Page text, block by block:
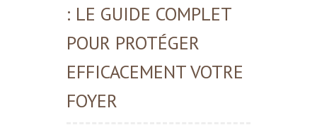
: LE GUIDE COMPLET
POUR PROTÉGER
EFFICACEMENT VOTRE
FOYER